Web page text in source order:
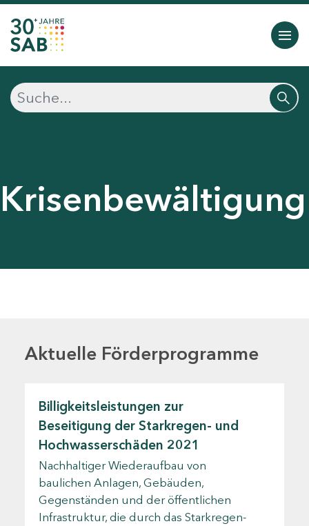
Krisenbewältigung
Aktuelle Förderprogramme
Billigkeitsleistungen zur
Beseitigung der Starkregen- und
Hochwasserschäden 2021
Nachhaltiger Wiederaufbau von
baulichen Anlagen, Gebäuden,
Gegenständen und der öffentlichen
Infrastruktur, die durch das Starkregen-